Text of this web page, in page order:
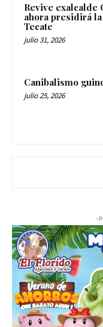
Revive exalcalde
ahora presidirá
Tecate
julio 31, 2026
Canibalismo
julio 25, 2026
-